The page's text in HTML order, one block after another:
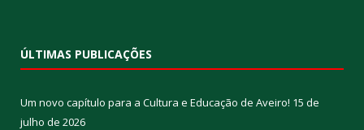
ÚLTIMAS PUBLICAÇÕES
Um novo capítulo para a Cultura e Educação de Aveiro! 15 de
julho de 2026